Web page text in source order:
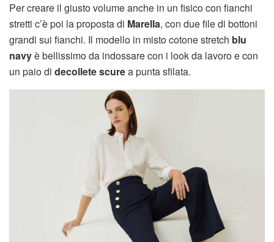
Per creare il giusto volume anche in un fisico con fianchi
stretti c’è poi la proposta di Marella, con due file di bottoni
grandi sui fianchi. Il modello in misto cotone stretch blu
navyè bellissimo da indossare con i look da lavoro e con
un paio di decollete scurea punta sfilata.